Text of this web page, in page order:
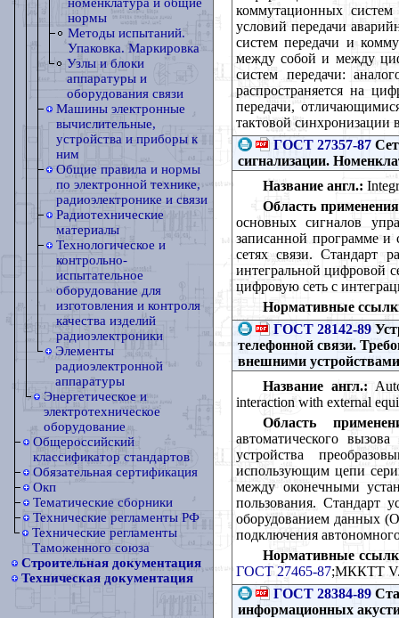
нормы
Методы испытаний.
Упаковка. Маркировка
Узлы и блоки
аппаратуры и
оборудования связи
Машины электронные
вычислительные,
устройства и приборы к
ним
Общие правила и нормы
по электронной технике,
радиоэлектронике и связи
Радиотехнические
материалы
Технологическое и
контрольно-
испытательное
оборудование для
изготовления и контроля
качества изделий
радиоэлектроники
Элементы
радиоэлектронной
аппаратуры
Энергетическое и
электротехническое
оборудование
Общероссийский
классификатор стандартов
Обязательная сертификация
Окп
Тематические сборники
Технические регламенты РФ
Технические регламенты
Таможенного союза
Строительная документация
Техническая документация
коммутационных
условий передачи
систем передачи и
между собой и между
систем передачи:
распространяется на
передачи,
тактовой синхронизации
ГОСТ 27357-87
сигнализации.
Название англ.:
Область
основных сигналов
записанной программе и
сетях связи. Стандарт
интегральной цифровой
цифровую сеть с
Нормативные
ГОСТ 28142-89
телефонной связи.
внешними
Название англ.:
interaction with external
Область
автоматического
устройства
использующим цепи
между оконечными
пользования. Стандарт
оборудованием данных
подключения
Нормативные
ГОСТ 27465-87;МККТТ
ГОСТ 28384-89
информационных